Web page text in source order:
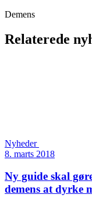
Demens
Relaterede
Nyheder
8. marts 2018
Ny guide skal
demens at dyrke